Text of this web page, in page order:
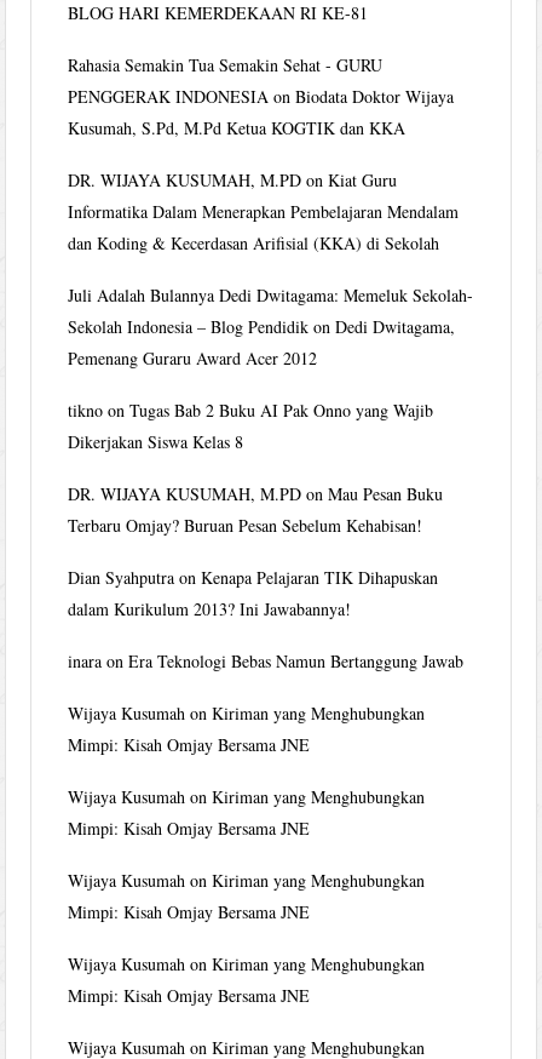
BLOG HARI KEMERDEKAAN RI KE-81
Rahasia Semakin Tua Semakin Sehat - GURU
PENGGERAK INDONESIA onBiodata Doktor Wijaya
Kusumah, S.Pd, M.Pd Ketua KOGTIK dan KKA
DR. WIJAYA KUSUMAH, M.PD onKiat Guru
Informatika Dalam Menerapkan Pembelajaran Mendalam
dan Koding & Kecerdasan Arifisial (KKA) di Sekolah
Juli Adalah Bulannya Dedi Dwitagama: Memeluk Sekolah-
Sekolah Indonesia – Blog Pendidik onDedi Dwitagama,
Pemenang Guraru Award Acer 2012
tikno onTugas Bab 2 Buku AI Pak Onno yang Wajib
Dikerjakan Siswa Kelas 8
DR. WIJAYA KUSUMAH, M.PD onMau Pesan Buku
Terbaru Omjay? Buruan Pesan Sebelum Kehabisan!
Dian Syahputra onKenapa Pelajaran TIK Dihapuskan
dalam Kurikulum 2013? Ini Jawabannya!
inara onEra Teknologi Bebas Namun Bertanggung Jawab
Wijaya Kusumah onKiriman yang Menghubungkan
Mimpi: Kisah Omjay Bersama JNE
Wijaya Kusumah onKiriman yang Menghubungkan
Mimpi: Kisah Omjay Bersama JNE
Wijaya Kusumah onKiriman yang Menghubungkan
Mimpi: Kisah Omjay Bersama JNE
Wijaya Kusumah onKiriman yang Menghubungkan
Mimpi: Kisah Omjay Bersama JNE
Wijaya Kusumah onKiriman yang Menghubungkan